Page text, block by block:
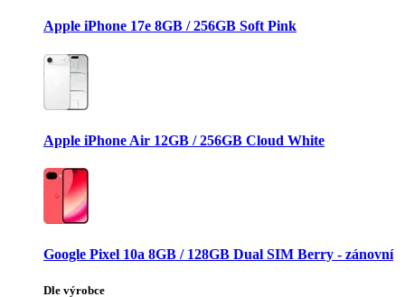
Apple iPhone 17e 8GB / 256GB Soft Pink
Apple iPhone Air 12GB / 256GB Cloud White
Google Pixel 10a 8GB / 128GB Dual SIM Berry - zánovní
Dle výrobce